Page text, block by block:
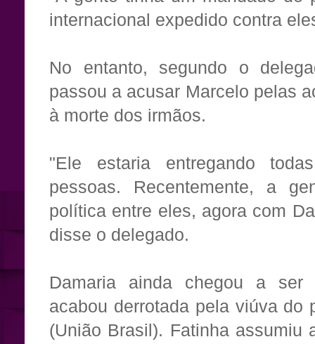
internacional expedido contra
No entanto, segundo o
passou a acusar Marcelo pelas
à morte dos irmãos.
"Ele estaria entregando
pessoas. Recentemente, a
política entre eles, agora com
disse o delegado.
Damaria ainda chegou a ser
acabou derrotada pela viúva do
(União Brasil). Fatinha assumiu